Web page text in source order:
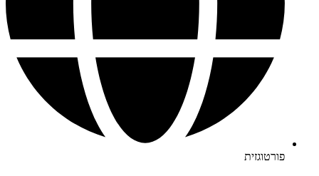
פורטוגזית